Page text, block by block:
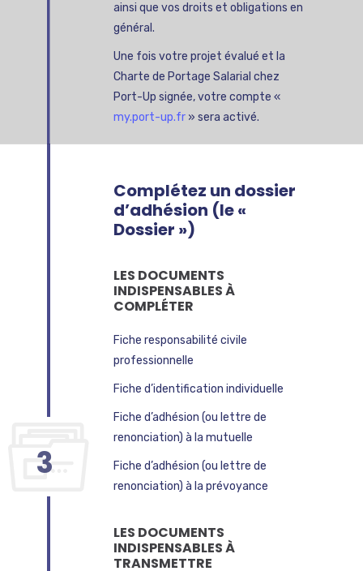
ainsi que vos droits et obligations en
général.
Une fois votre projet évalué et la
Charte de Portage Salarial chez
Port-Up signée, votre compte «
my.port-up.fr » sera activé.
3
Complétez un dossier
d’adhésion (le «
Dossier »)
LES DOCUMENTS
INDISPENSABLES À
COMPLÉTER
Fiche responsabilité civile
professionnelle
Fiche d’identification individuelle
Fiche d’adhésion (ou lettre de
renonciation) à la mutuelle
Fiche d’adhésion (ou lettre de
renonciation) à la prévoyance
LES DOCUMENTS
INDISPENSABLES À
TRANSMETTRE